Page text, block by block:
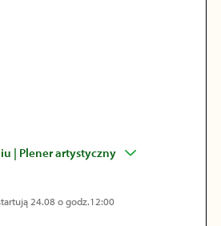
| Plener artystyczny
24.08 o godz.12:00